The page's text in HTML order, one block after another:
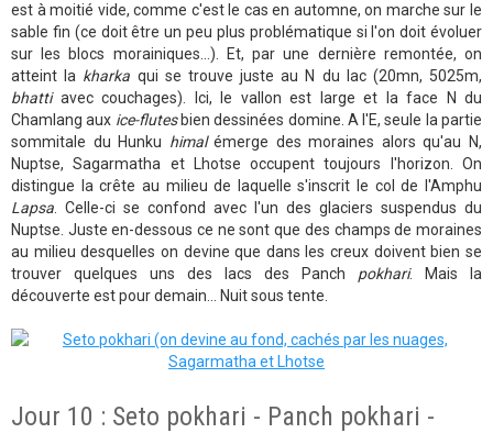
est à moitié vide, comme c'est le cas en automne, on marche sur le
sable fin (ce doit être un peu plus problématique si l'on doit évoluer
sur les blocs morainiques...). Et, par une dernière remontée, on
atteint la kharka qui se trouve juste au N du lac (20mn, 5025m,
bhattiavec couchages). Ici, le vallon est large et la face N du
Chamlang aux ice-flutesbien dessinées domine. A l'E, seule la partie
sommitale du Hunku himalémerge des moraines alors qu'au N,
Nuptse, Sagarmatha et Lhotse occupent toujours l'horizon. On
distingue la crête au milieu de laquelle s'inscrit le col de l'Amphu
Lapsa. Celle-ci se confond avec l'un des glaciers suspendus du
Nuptse. Juste en-dessous ce ne sont que des champs de moraines
au milieu desquelles on devine que dans les creux doivent bien se
trouver quelques uns des lacs des Panch pokhari. Mais la
découverte est pour demain... Nuit sous tente.
Jour 10 : Seto pokhari - Panch pokhari -